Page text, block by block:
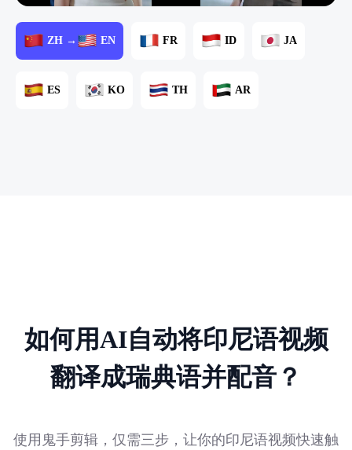
ZH → EN FR ID JA
ES KO TH AR
如何用AI自动将印尼语视频
翻译成瑞典语并配音？
使用鬼手剪辑，仅需三步，让你的印尼语视频快速触